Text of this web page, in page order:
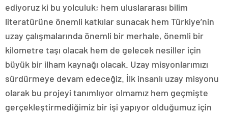
ediyoruz ki bu yolculuk; hem uluslararası bilim
literatürüne önemli katkılar sunacak hem Türkiye’nin
uzay çalışmalarında önemli bir merhale, önemli bir
kilometre taşı olacak hem de gelecek nesiller için
büyük bir ilham kaynağı olacak. Uzay misyonlarımızı
sürdürmeye devam edeceğiz. İlk insanlı uzay misyonu
olarak bu projeyi tanımlıyor olmamız hem geçmişte
gerçekleştirmediğimiz bir işi yapıyor olduğumuz için